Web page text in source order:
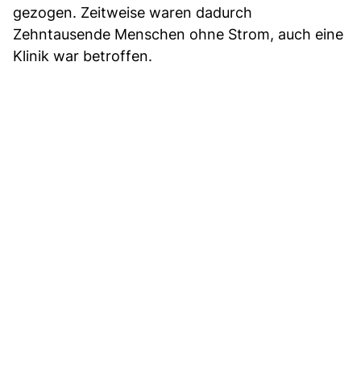
gezogen. Zeitweise waren dadurch
Zehntausende Menschen ohne Strom, auch eine
Klinik war betroffen.